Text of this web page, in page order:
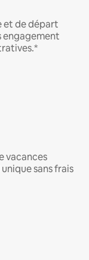
et de départ
engagement
vacances
sans frais